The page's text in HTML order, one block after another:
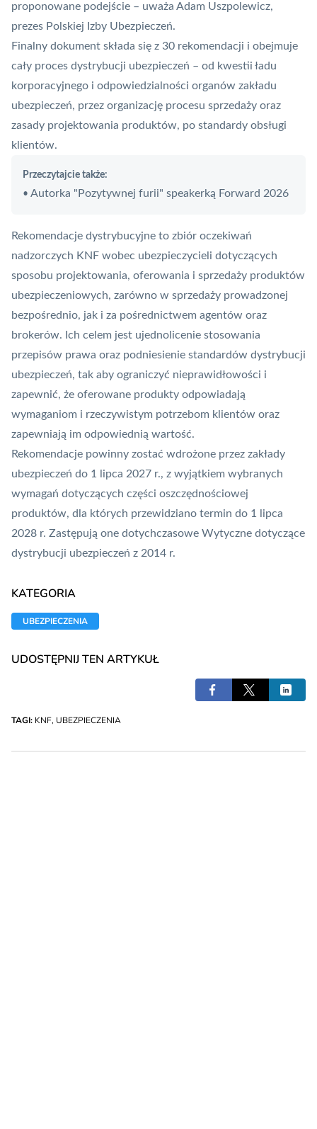
proponowane podejście – uważa Adam Uszpolewicz,
prezes Polskiej Izby Ubezpieczeń.
Finalny dokument składa się z 30 rekomendacji i obejmuje
cały proces dystrybucji ubezpieczeń – od kwestii ładu
korporacyjnego i odpowiedzialności organów zakładu
ubezpieczeń, przez organizację procesu sprzedaży oraz
zasady projektowania produktów, po standardy obsługi
klientów.
Przeczytajcie także:
• Autorka "Pozytywnej furii" speakerką Forward 2026
Rekomendacje dystrybucyjne to zbiór oczekiwań
nadzorczych KNF wobec ubezpieczycieli dotyczących
sposobu projektowania, oferowania i sprzedaży produktów
ubezpieczeniowych, zarówno w sprzedaży prowadzonej
bezpośrednio, jak i za pośrednictwem agentów oraz
brokerów. Ich celem jest ujednolicenie stosowania
przepisów prawa oraz podniesienie standardów dystrybucji
ubezpieczeń, tak aby ograniczyć nieprawidłowości i
zapewnić, że oferowane produkty odpowiadają
wymaganiom i rzeczywistym potrzebom klientów oraz
zapewniają im odpowiednią wartość.
Rekomendacje powinny zostać wdrożone przez zakłady
ubezpieczeń do 1 lipca 2027 r., z wyjątkiem wybranych
wymagań dotyczących części oszczędnościowej
produktów, dla których przewidziano termin do 1 lipca
2028 r. Zastępują one dotychczasowe Wytyczne dotyczące
dystrybucji ubezpieczeń z 2014 r.
KATEGORIA
UBEZPIECZENIA
UDOSTĘPNIJ TEN ARTYKUŁ
TAGI: KNF, UBEZPIECZENIA